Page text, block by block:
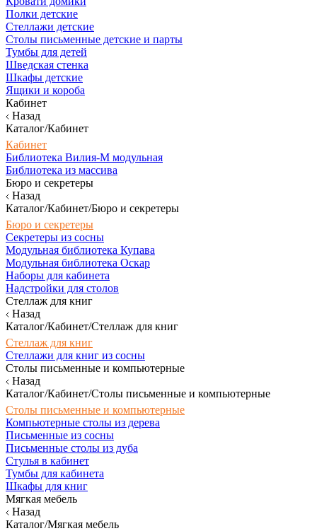
Полки детские
Стеллажи детские
Столы письменные детские и парты
Тумбы для детей
Шведская стенка
Шкафы детские
Ящики и короба
Кабинет
Назад
Каталог/Кабинет
Кабинет
Библиотека Вилия-М модульная
Библиотека из массива
Бюро и секретеры
Назад
Каталог/Кабинет/Бюро и секретеры
Бюро и секретеры
Секретеры из сосны
Модульная библиотека Купава
Модульная библиотека Оскар
Наборы для кабинета
Надстройки для столов
Стеллаж для книг
Назад
Каталог/Кабинет/Стеллаж для книг
Стеллаж для книг
Стеллажи для книг из сосны
Столы письменные и компьютерные
Назад
Каталог/Кабинет/Столы письменные и компьютерные
Столы письменные и компьютерные
Компьютерные столы из дерева
Письменные из сосны
Письменные столы из дуба
Стулья в кабинет
Тумбы для кабинета
Шкафы для книг
Мягкая мебель
Назад
Каталог/Мягкая мебель